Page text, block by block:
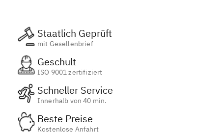
Staatlich Geprüft
mit Gesellenbrief
Geschult
ISO 9001 zertifiziert
Schneller Service
Innerhalb von 40 min.
Beste Preise
Kostenlose Anfahrt